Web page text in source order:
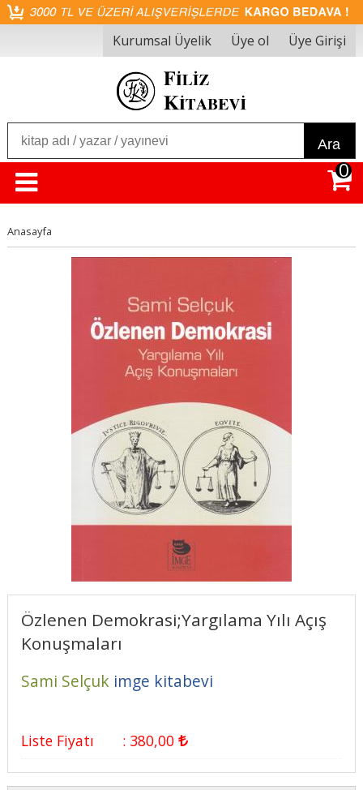
Kurumsal Üyelik Üye ol Üye Girişi
Ara
0
Anasayfa
Özlenen Demokrasi;Yargılama Yılı Açış
Konuşmaları
Sami Selçuk imge kitabevi
Liste Fiyatı : 380,00